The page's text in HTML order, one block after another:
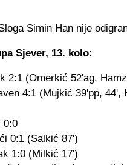
Simin Han nije
Sjever, 13. kolo:
2:1 (Omerkić 52'ag,
4:1 (Mujkić 39'pp, 44',
0:0
0:1 (Salkić 87')
1:0 (Milkić 17')